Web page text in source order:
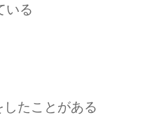
いる
したことがある